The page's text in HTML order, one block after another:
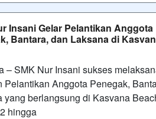
Insani Gelar Pelantikan Anggota
Bantara, dan Laksana di
– SMK Nur Insani sukses
Pelantikan Anggota Penegak,
yang berlangsung di Kasvana
hingga